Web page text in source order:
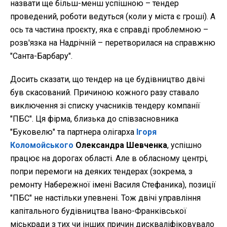
назвати ще більш-менш успішною – тендер
проведений, роботи ведуться (коли у міста є гроші). А
ось та частина проєкту, яка є справді проблемною –
розв'язка на Надрічній – перетворилася на справжню
"Санта-Барбару".
Досить сказати, що тендер на це будівництво двічі
був скасований. Причиною кожного разу ставало
виключення зі списку учасників тендеру компанії
"ПБС". Ця фірма, близька до співзасновника
"Буковелю" та партнера олігарха Ігоря
Коломойського Олександра Шевченка, успішно
працює на дорогах області. Але в обласному центрі,
попри перемоги на деяких тендерах (зокрема, з
ремонту Набережної імені Василя Стефаника), позиції
"ПБС" не настільки упевнені. Тож двічі управління
капітального будівництва Івано-Франківської
міськради з тих чи інших причин дискваліфіковувало